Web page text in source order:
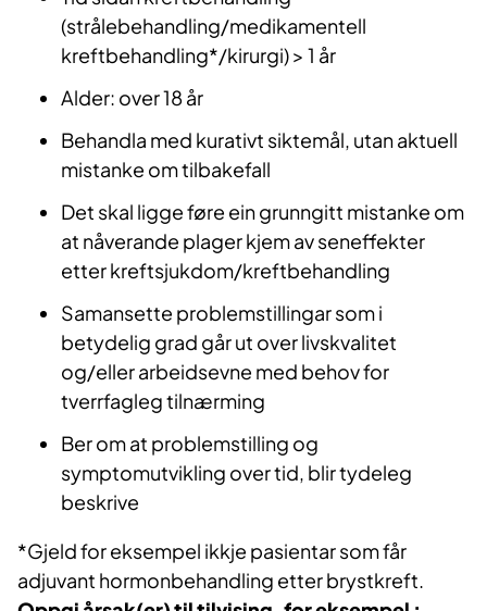
(strålebehandling/medikamentell
kreftbehandling*/kirurgi) > 1 år
Alder: over 18 år
Behandla med kurativt siktemål, utan aktuell
mistanke om tilbakefall
Det skal ligge føre ein grunngitt mistanke om
at nåverande plager kjem av seneffekter
etter kreftsjukdom/kreftbehandling
Samansette problemstillingar som i
betydelig grad går ut over livskvalitet
og/eller arbeidsevne med behov for
tverrfagleg tilnærming
Ber om at problemstilling og
symptomutvikling over tid, blir tydeleg
beskrive
*Gjeld for eksempel ikkje pasientar som får
adjuvant hormonbehandling etter brystkreft.